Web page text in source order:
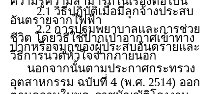
2.1 วิธีปฏิบัติเมื่อมีลูกจ้างประสบ
อันตรายจากไฟฟ้า
2.2 การปฐมพยาบาลและการช่วย
ชีวิต โดยวิธีใช้ปากเป่าอากาศเข้าทาง
ปากหรือจมูกของผู้ประสบอันตรายและ
วิธีการนวดหัวใจจากภายนอก
นอกจากนั้นตามประกาศกระทรวง
อุตสาหกรรม ฉบับที่ 4 (พ.ศ. 2514) ออก